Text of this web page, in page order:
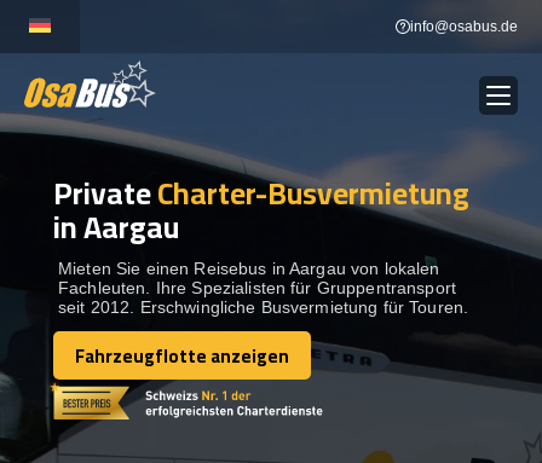
content
info@osabus.de
BUSVERMIETUNG Show dropdown
REISEZIELE Show dropdown
FLOTTE
KONTAKTIEREN SIE UNS
KONTAKTIEREN SIE UNS
PrivateCharter-Busvermietung
in Aargau
Mieten Sie einen Reisebus in Aargau von lokalen
Fachleuten. Ihre Spezialisten für Gruppentransport
seit 2012. Erschwingliche Busvermietung für Touren.
Fahrzeugflotte anzeigen
Fahrzeugflotte anzeigen